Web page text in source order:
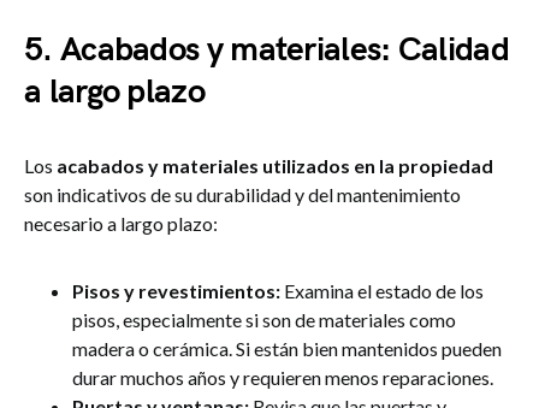
5. Acabados y materiales: Calidad
a largo plazo
Los acabados y materiales utilizados en la propiedad
son indicativos de su durabilidad y del mantenimiento
necesario a largo plazo:
Pisos y revestimientos: Examina el estado de los
pisos, especialmente si son de materiales como
madera o cerámica. Si están bien mantenidos pueden
durar muchos años y requieren menos reparaciones.